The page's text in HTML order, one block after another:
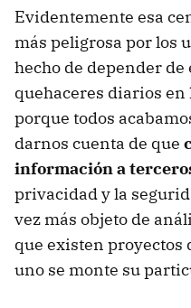
Evidentemente esa
más peligrosa por los
hecho de depender
quehaceres diarios
porque todos
darnos cuenta de que
información a
privacidad y la
vez más objeto de
que existen proyectos
uno se monte su